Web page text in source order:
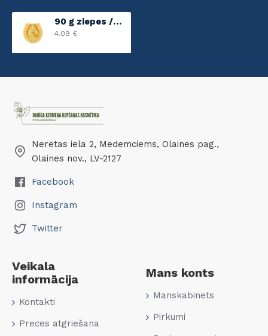
90 g ziepes /Uguns zirgs/
4.09 €
Neretas iela 2, Medemciems, Olaines pag.,
Olaines nov., LV-2127
Facebook
Instagram
Twitter
Veikala
informācija
Kontakti
Preces atgriešana
Mans konts
Manskabinets
Pirkumi